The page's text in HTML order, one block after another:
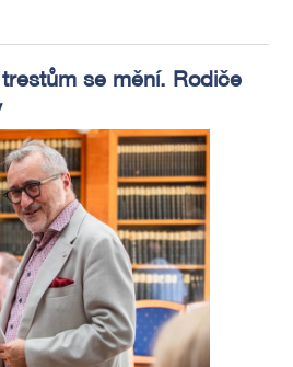
se mění. Rodiče